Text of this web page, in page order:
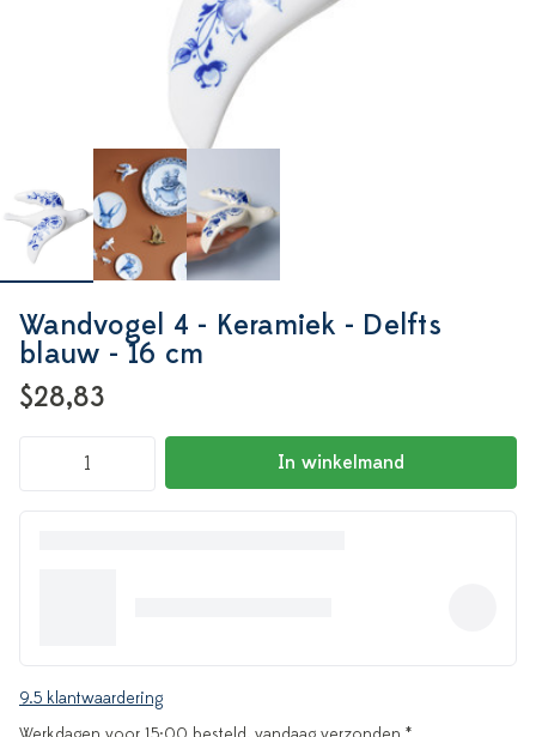
Wandvogel 4 - Keramiek - Delfts
blauw - 16 cm
$28,83
In winkelmand
9.5 klantwaardering